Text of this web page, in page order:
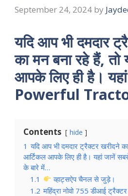
September 24, 2024 by
यदि आप भी दमदार
का मन बना रहे हैं,
आपके लिए ही है।
Powerful
Contents hide
1 यदि आप भी दमदार ट्रैक्टर खरीदने
आर्टिकल आपके लिए ही है। यहां जानें
के बारे में…
1.1
व्हाट्सऐप चैनल से जुड़े।
1.2 महिंद्रा नोवो 755 डीआई